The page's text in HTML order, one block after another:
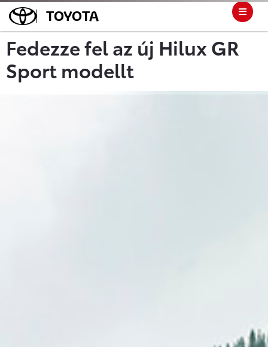
TOYOTA
Fedezze fel az új Hilux GR
Sport modellt